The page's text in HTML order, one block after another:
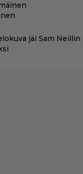
jäi Sam Neillin